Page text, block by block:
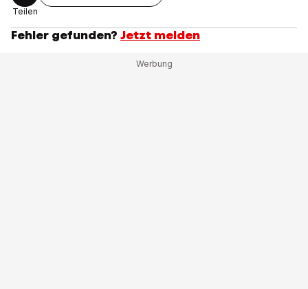
Teilen
Fehler gefunden? Jetzt melden